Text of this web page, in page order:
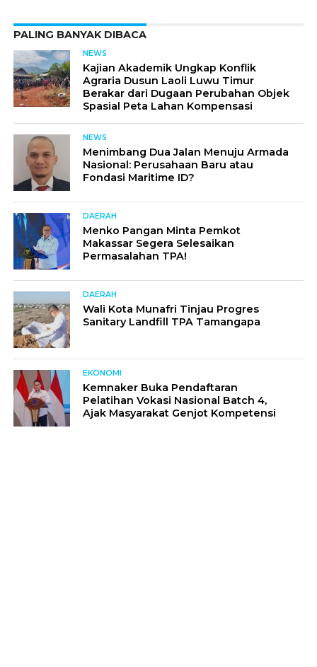
PALING BANYAK DIBACA
NEWS
Kajian Akademik Ungkap Konflik
Agraria Dusun Laoli Luwu Timur
Berakar dari Dugaan Perubahan Objek
Spasial Peta Lahan Kompensasi
NEWS
Menimbang Dua Jalan Menuju Armada
Nasional: Perusahaan Baru atau
Fondasi Maritime ID?
DAERAH
Menko Pangan Minta Pemkot
Makassar Segera Selesaikan
Permasalahan TPA!
DAERAH
Wali Kota Munafri Tinjau Progres
Sanitary Landfill TPA Tamangapa
EKONOMI
Kemnaker Buka Pendaftaran
Pelatihan Vokasi Nasional Batch 4,
Ajak Masyarakat Genjot Kompetensi